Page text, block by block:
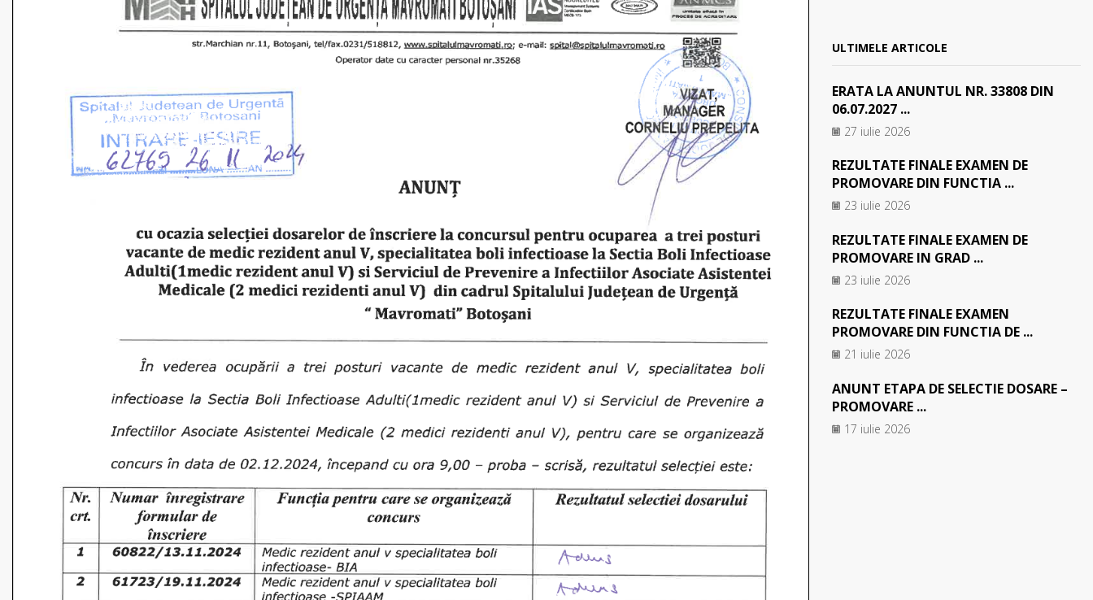
ULTIMELE ARTICOLE
ERATA LA ANUNTUL NR. 33808 DIN
06.07.2027 ...
27 iulie 2026
REZULTATE FINALE EXAMEN DE
PROMOVARE DIN FUNCTIA ...
23 iulie 2026
REZULTATE FINALE EXAMEN DE
PROMOVARE IN GRAD ...
23 iulie 2026
REZULTATE FINALE EXAMEN
PROMOVARE DIN FUNCTIA DE ...
21 iulie 2026
ANUNT ETAPA DE SELECTIE DOSARE –
PROMOVARE ...
17 iulie 2026